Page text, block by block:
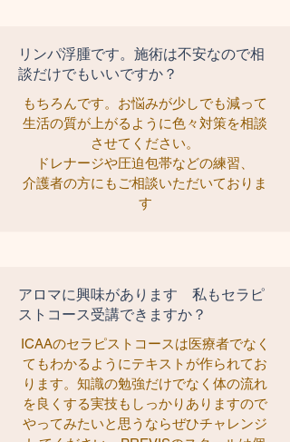
リンパ浮腫です。施術は不安なので相
談だけでもいいですか？
もちろんです。お悩みが少しでも減って
生活の質が上がるように色々対策を相談
させてください。
ドレナージや圧迫包帯などの練習、
介護者の方にもご相談いただいておりま
す
アロマに興味があります 私もセラピ
ストコース受講できますか？
ICAAのセラピストコースは医療者でなく
てもわかるようにテキストが作られてお
ります。知識の勉強だけでなく体の流れ
を良くする実技もしっかりありますので
やってみたいと思うならぜひチャレンジ